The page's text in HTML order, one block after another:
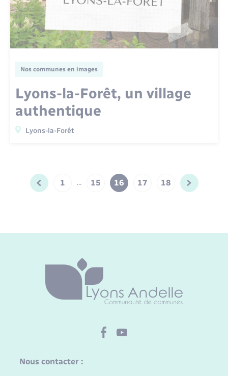
Nos communes en images
Lyons-la-Forêt, un village
authentique
Lyons-la-Forêt
1 … 15 16 17 18
Nous contacter :